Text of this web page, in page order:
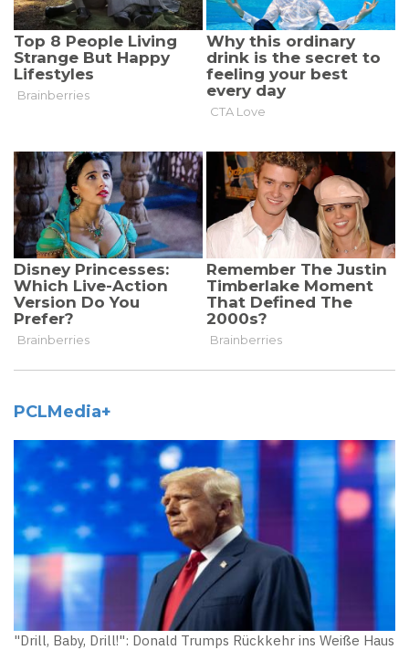
PCLMedia+
"Drill, Baby, Drill!": Donald Trumps Rückkehr ins Weiße Haus